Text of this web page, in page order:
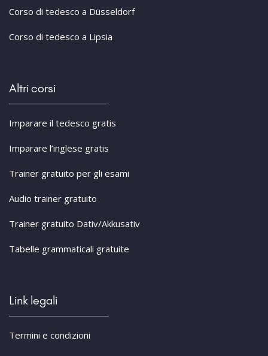
Corso di tedesco a Düsseldorf
Corso di tedesco a Lipsia
Altri corsi
Imparare il tedesco gratis
Imparare l’inglese gratis
Trainer gratuito per gli esami
Audio trainer gratuito
Trainer gratuito Dativ/Akkusativ
Tabelle grammaticali gratuite
Link legali
Termini e condizioni